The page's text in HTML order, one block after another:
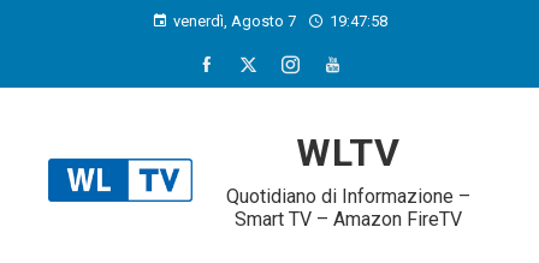
venerdì, Agosto 7 19:47:59
WLTV
Quotidiano di Informazione –
Smart TV – Amazon FireTV